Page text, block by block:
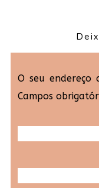
O seu endereço
Campos